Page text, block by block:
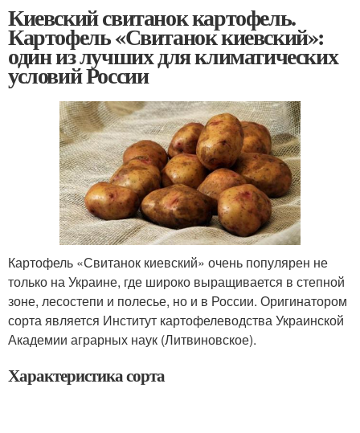
Киевский свитанок картофель.
Картофель «Свитанок киевский»:
один из лучших для климатических
условий России
Картофель «Свитанок киевский» очень популярен не
только на Украине, где широко выращивается в степной
зоне, лесостепи и полесье, но и в России. Оригинатором
сорта является Институт картофелеводства Украинской
Академии аграрных наук (Литвиновское).
Характеристика сорта